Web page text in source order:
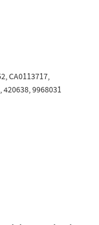
CA0113717,
420638, 9968031